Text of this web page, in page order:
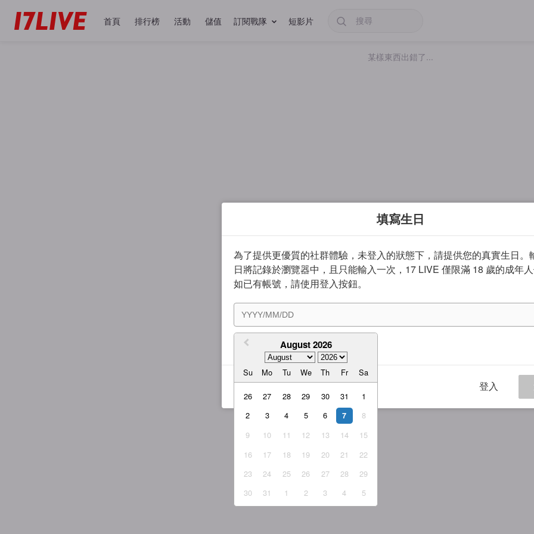
首頁 排行榜 活動 儲值 訂閱戰隊 短影片
某樣東西出錯了...
填寫生日
為了提供更優質的社群體驗，未登入的狀態下，請提供您的真實生日。
日將記錄於瀏覽器中，且只能輸入一次，17 LIVE 僅限滿 18 歲的成年人
如已有帳號，請使用登入按鈕。
August 2026
Su Mo Tu We Th Fr Sa
26 27 28 29 30 31
1
2
3 4 5 6 7
8
9
10 11 12 13 14
15
16
17 18 19 20 21
22
23
24 25 26 27 28
29
30
31 1 2 3 4 5
我同意 服務條款與隱私權政策
登入